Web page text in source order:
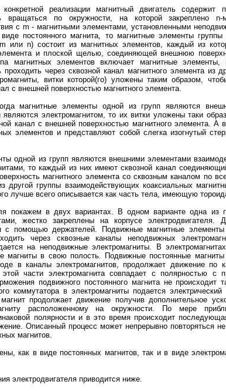
конкретной реализации магнитный двигатель
вращаться по окружности, на которой закреплено
с m - магнитными элементами, установленными
постоянного магнита, то магнитные элементы
или n) состоит из магнитных элементов, каждый из
и плоской щелью, соединяющей внешнюю
магнитных элементов включает магнитные
проходить через сквозной канал магнитного элемента
витки которой(го) уложены таким образом,
с внешней поверхностью магнитного элемента.
магнитные элементы одной из групп являются
являются электромагнитом, то их витки уложены таки
канал с внешней поверхностью магнитного элемента.
элементов и представляют собой слегка изогнутый
одной из групп являются внешними элементами
то каждый из них имеют сквозной канал
магнитного элемента со сквозным каналом по
другой группы взаимодействующих коаксиальных
лучше всего описывается как часть тела, имеющую
покажем в двух вариантах. В одном варианте одна из
жестко закреплены на корпусе электродвигателя.
с помощью держателей. Подвижные магнитные
через сквозные каналы неподвижных
на неподвижные электромагниты. В
магниты в свою полость. Подвижные постоянные
в каналы электромагнитов, продолжает движение по
этой части электромагнита совпадает с полярностью с
подвижного постоянного магнита не происходит
коммутатора в электромагниты подается
продолжает движение получив дополнительное
расположенному на окружности. По мере
полярности и в это время происходит
Описанный процесс может непрерывно повторяться
магнитов.
как в виде постоянных магнитов, так и в виде
электродвигателя приводится ниже.